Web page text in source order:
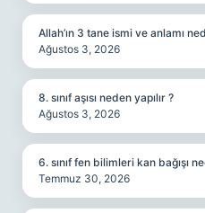
Allah’ın 3 tane ismi ve anlamı
Ağustos 3, 2026
8. sınıf aşısı neden yapılır ?
Ağustos 3, 2026
6. sınıf fen bilimleri kan bağışı
Temmuz 30, 2026